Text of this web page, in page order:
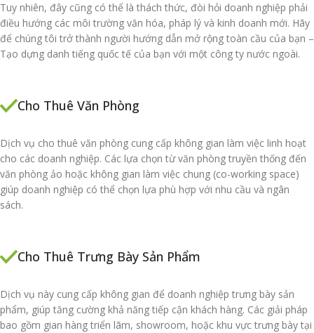
Tuy nhiên, đây cũng có thể là thách thức, đòi hỏi doanh nghiệp phải
điều hướng các môi trường văn hóa, pháp lý và kinh doanh mới. Hãy
để chúng tôi trở thành người hướng dẫn mở rộng toàn cầu của bạn –
Tạo dựng danh tiếng quốc tế của bạn với một công ty nước ngoài.
Cho Thuê Văn Phòng
Dịch vụ cho thuê văn phòng cung cấp không gian làm việc linh hoạt
cho các doanh nghiệp. Các lựa chọn từ văn phòng truyền thống đến
văn phòng ảo hoặc không gian làm việc chung (co-working space)
giúp doanh nghiệp có thể chọn lựa phù hợp với nhu cầu và ngân
sách.
Cho Thuê Trưng Bày Sản Phẩm
Dịch vụ này cung cấp không gian để doanh nghiệp trưng bày sản
phẩm, giúp tăng cường khả năng tiếp cận khách hàng. Các giải pháp
bao gồm gian hàng triển lãm, showroom, hoặc khu vực trưng bày tại